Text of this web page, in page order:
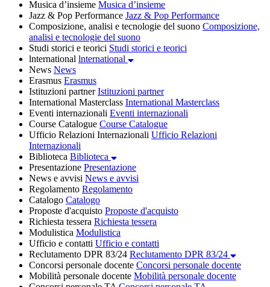
Musica d’insieme Musica d’insieme
Jazz & Pop Performance Jazz & Pop Performance
Composizione, analisi e tecnologie del suono Composizione,
analisi e tecnologie del suono
Studi storici e teorici Studi storici e teorici
lnternational lnternational
News News
Erasmus Erasmus
Istituzioni partner Istituzioni partner
International Masterclass International Masterclass
Eventi internazionali Eventi internazionali
Course Catalogue Course Catalogue
Ufficio Relazioni Internazionali Ufficio Relazioni
Internazionali
Biblioteca Biblioteca
Presentazione Presentazione
News e avvisi News e avvisi
Regolamento Regolamento
Catalogo Catalogo
Proposte d'acquisto Proposte d'acquisto
Richiesta tessera Richiesta tessera
Modulistica Modulistica
Ufficio e contatti Ufficio e contatti
Reclutamento DPR 83/24 Reclutamento DPR 83/24
Concorsi personale docente Concorsi personale docente
Mobilità personale docente Mobilità personale docente